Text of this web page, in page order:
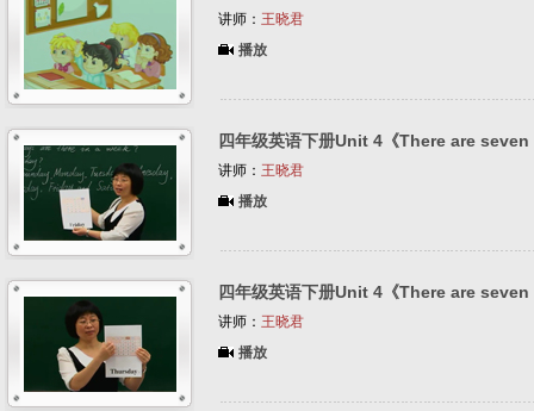
讲师： 王晓君
播放
四年级英语下册Unit 4《There are
讲师： 王晓君
播放
四年级英语下册Unit 4《There are
讲师： 王晓君
播放